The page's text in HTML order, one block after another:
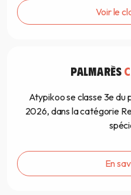
Voir le
PALMARÈS
Atypikoo se classe 3e du
2026, dans la catégorie
En